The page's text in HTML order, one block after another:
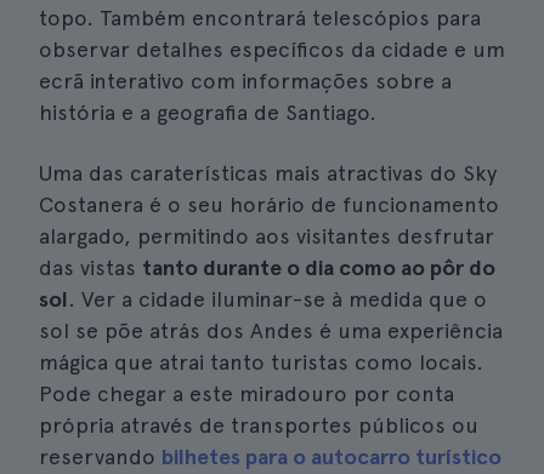
topo. Também encontrará telescópios para
observar detalhes específicos da cidade e um
ecrã interativo com informações sobre a
história e a geografia de Santiago.
Uma das caraterísticas mais atractivas do Sky
Costanera é o seu horário de funcionamento
alargado, permitindo aos visitantes desfrutar
das vistas tanto durante o dia como ao pôr do
sol. Ver a cidade iluminar-se à medida que o
sol se põe atrás dos Andes é uma experiência
mágica que atrai tanto turistas como locais.
Pode chegar a este miradouro por conta
própria através de transportes públicos ou
reservando bilhetes para o autocarro turístico